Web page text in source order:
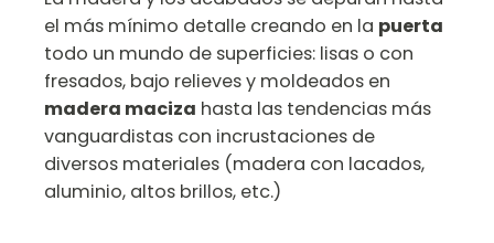
el más mínimo detalle creando en la puerta
todo un mundo de superficies: lisas o con
fresados, bajo relieves y moldeados en
madera maciza hasta las tendencias más
vanguardistas con incrustaciones de
diversos materiales (madera con lacados,
aluminio, altos brillos, etc.)